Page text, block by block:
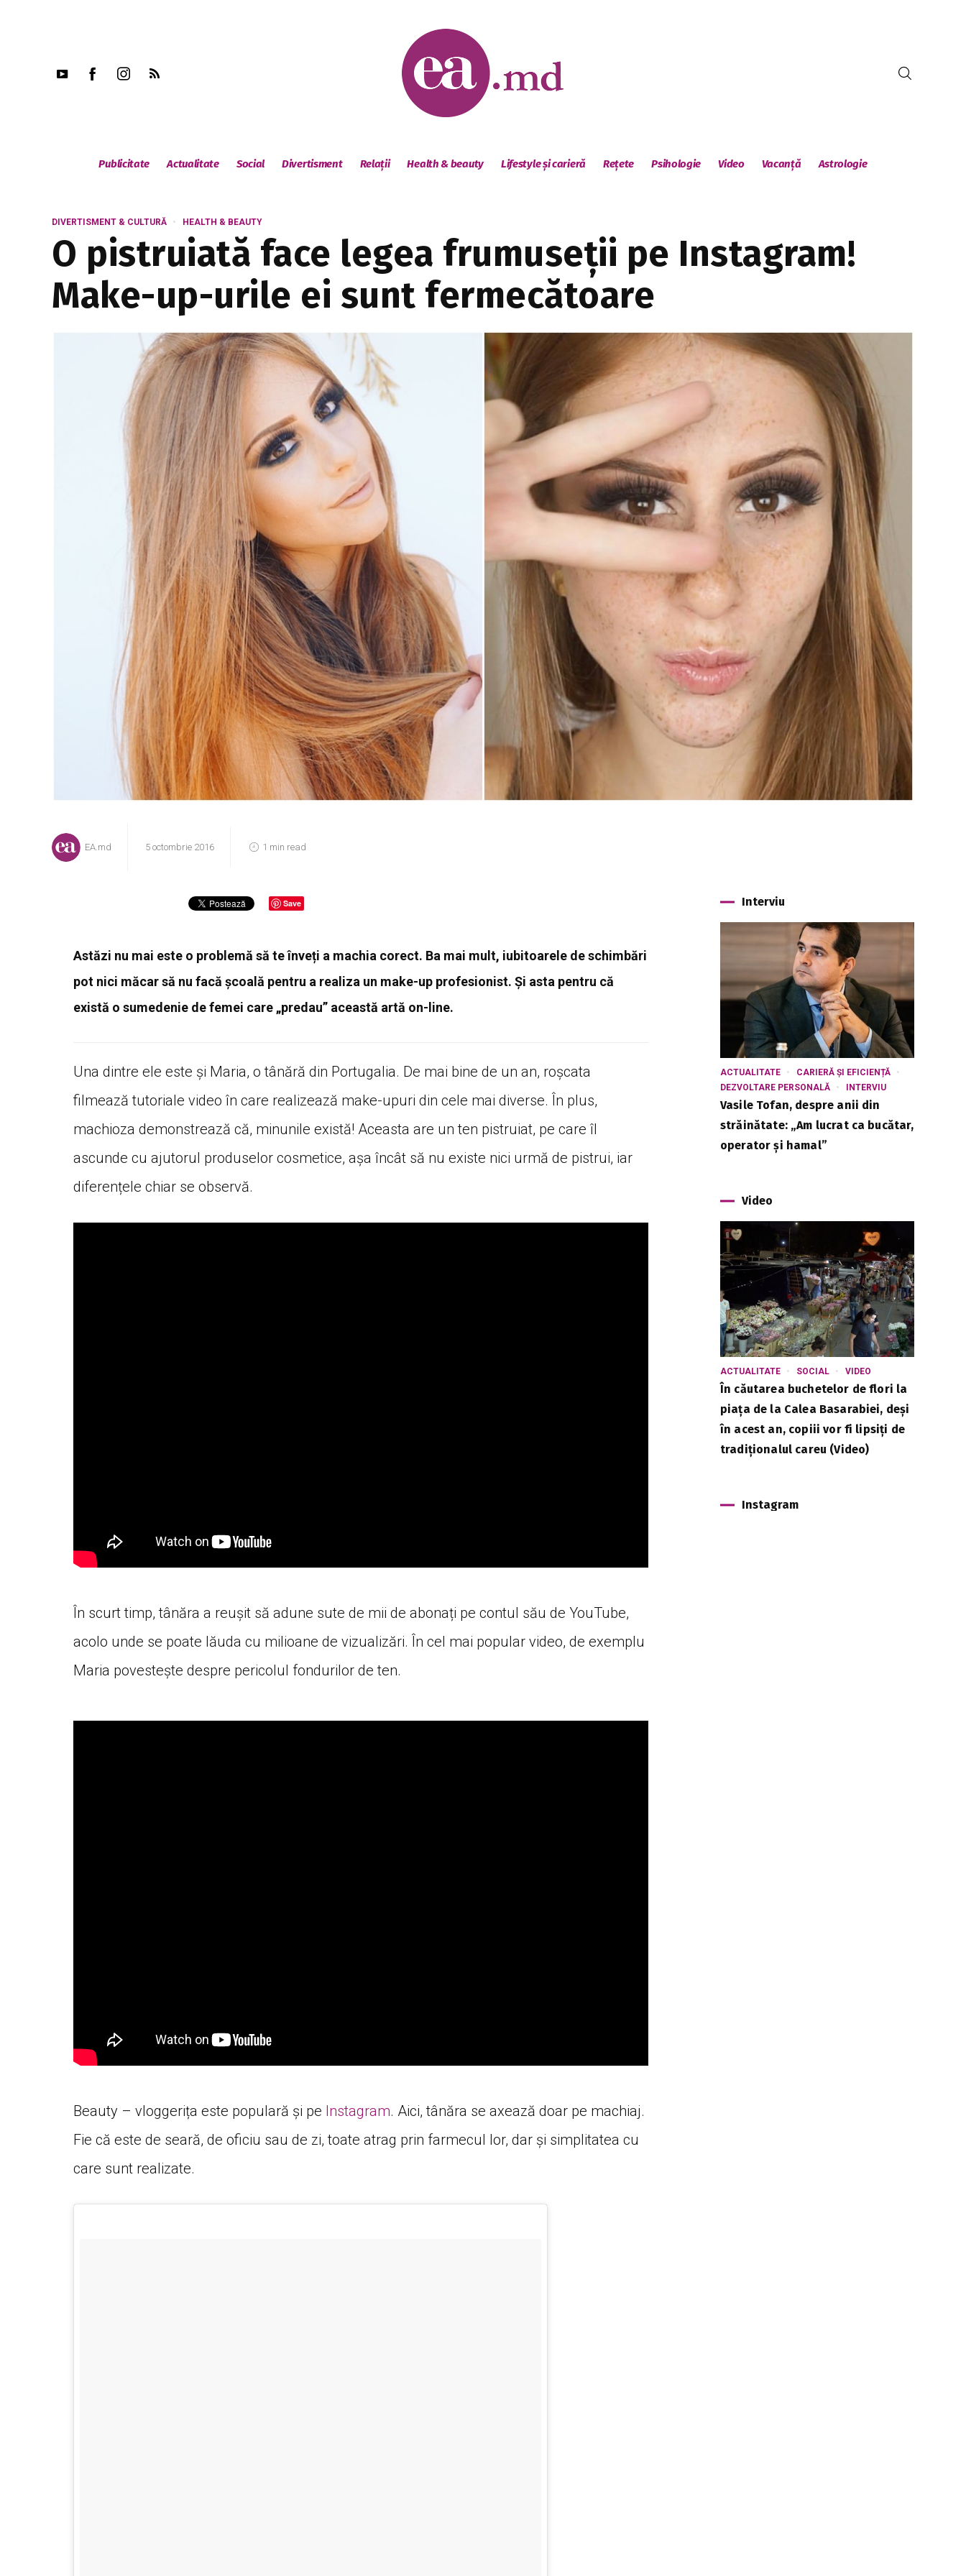
Publicitate Actualitate Social Divertisment Relații Health & beauty Lifestyle și carieră Rețete Psihologie Video Vacanță Astrologie
DIVERTISMENT & CULTURĂ HEALTH & BEAUTY
O pistruiată face legea frumuseții pe Instagram!
Make-up-urile ei sunt fermecătoare
EA.md 5 octombrie 2016 1 min read
Save
Astăzi nu mai este o problemă să te înveți a machia corect. Ba mai mult, iubitoarele de schimbări
pot nici măcar să nu facă școală pentru a realiza un make-up profesionist. Și asta pentru că
există o sumedenie de femei care „predau” această artă on-line.
Una dintre ele este și Maria, o tânără din Portugalia. De mai bine de un an, roșcata
filmează tutoriale video în care realizează make-upuri din cele mai diverse. În plus,
machioza demonstrează că, minunile există! Aceasta are un ten pistruiat, pe care îl
ascunde cu ajutorul produselor cosmetice, așa încât să nu existe nici urmă de pistrui, iar
diferențele chiar se observă.
În scurt timp, tânăra a reușit să adune sute de mii de abonați pe contul său de YouTube,
acolo unde se poate lăuda cu milioane de vizualizări. În cel mai popular video, de exemplu
Maria povestește despre pericolul fondurilor de ten.
Beauty – vloggerița este populară și pe Instagram. Aici, tânăra se axează doar pe machiaj.
Fie că este de seară, de oficiu sau de zi, toate atrag prin farmecul lor, dar și simplitatea cu
care sunt realizate.
Interviu
ACTUALITATE
CARIERĂ ȘI EFICIENȚĂ
DEZVOLTARE PERSONALĂ
INTERVIU
Vasile Tofan, despre anii din
străinătate: „Am lucrat ca bucătar,
operator și hamal”
Video
ACTUALITATE SOCIAL VIDEO
În căutarea buchetelor de flori la
piața de la Calea Basarabiei, deși
în acest an, copiii vor fi lipsiți de
tradiționalul careu (Video)
Instagram